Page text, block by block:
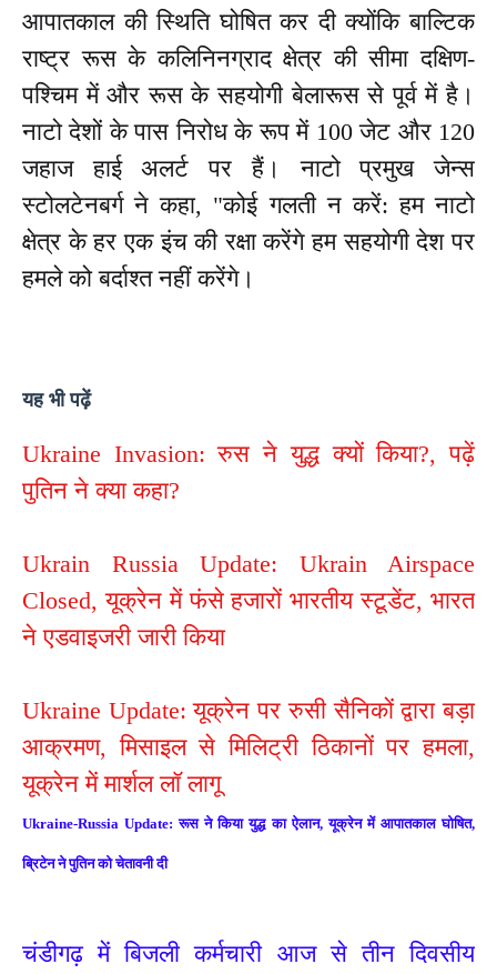
आपातकाल की स्थिति घोषित कर दी क्योंकि बाल्टिक
राष्ट्र रूस के कलिनिनग्राद क्षेत्र की सीमा दक्षिण-
पश्चिम में और रूस के सहयोगी बेलारूस से पूर्व में है।
नाटो देशों के पास निरोध के रूप में 100 जेट और 120
जहाज हाई अलर्ट पर हैं। नाटो प्रमुख जेन्स
स्टोलटेनबर्ग ने कहा, "कोई गलती न करें: हम नाटो
क्षेत्र के हर एक इंच की रक्षा करेंगे हम सहयोगी देश पर
हमले को बर्दाश्त नहीं करेंगे।
यह भी पढ़ें
Ukraine Invasion: रुस ने युद्ध क्यों किया?, पढ़ें
पुतिन ने क्या कहा?
Ukrain Russia Update: Ukrain Airspace
Closed, यूक्रेन में फंसे हजारों भारतीय स्टूडेंट, भारत
ने एडवाइजरी जारी किया
Ukraine Update: यूक्रेन पर रुसी सैनिकों द्वारा बड़ा
आक्रमण, मिसाइल से मिलिट्री ठिकानों पर हमला,
यूक्रेन में मार्शल लॉ लागू
Ukraine-Russia Update: रूस ने किया युद्ध का ऐलान, यूक्रेन में आपातकाल घोषित,
ब्रिटेन ने पुतिन को चेतावनी दी
चंडीगढ़ में बिजली कर्मचारी आज से तीन दिवसीय